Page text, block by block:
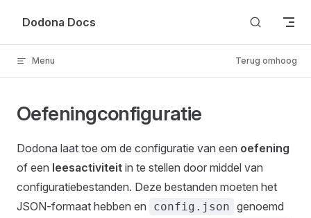
Skip to content
Dodona Docs
Menu Terug omhoog
Oefeningconfiguratie
Dodona laat toe om de configuratie van een oefening
of een leesactiviteit in te stellen door middel van
configuratiebestanden. Deze bestanden moeten het
JSON-formaat hebben en
config.json genoemd